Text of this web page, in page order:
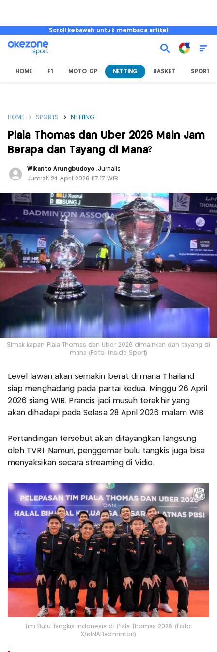
Scroll kebawah untuk membaca artikel
HOME F1 MOTO GP NETTING BASKET SPORT
HOME SPORTS NETTING
Piala Thomas dan Uber 2026 Main Jam
Berapa dan Tayang di Mana?
Wikanto Arungbudoyo ,Jurnalis
Jum'at, 24 April 2026 |17:17 WIB
Simak kapan Piala Thomas dan Uber 2026 dimainkan dan tayang di
mana (Foto: Inside Sport)
Level lawan akan semakin berat di mana Thailand
siap menghadang pada partai kedua, Minggu 26 April
2026 siang WIB. Prancis jadi musuh terakhir yang
akan dihadapi pada Selasa 28 April 2026 malam WIB.
Pertandingan tersebut akan ditayangkan langsung
oleh TVRI. Namun, penggemar bulu tangkis juga bisa
menyaksikan secara streaming di Vidio.
Tim Bulu Tangkis Indonesia di Piala Thomas 2026 (Foto:
X/@INABadminton)